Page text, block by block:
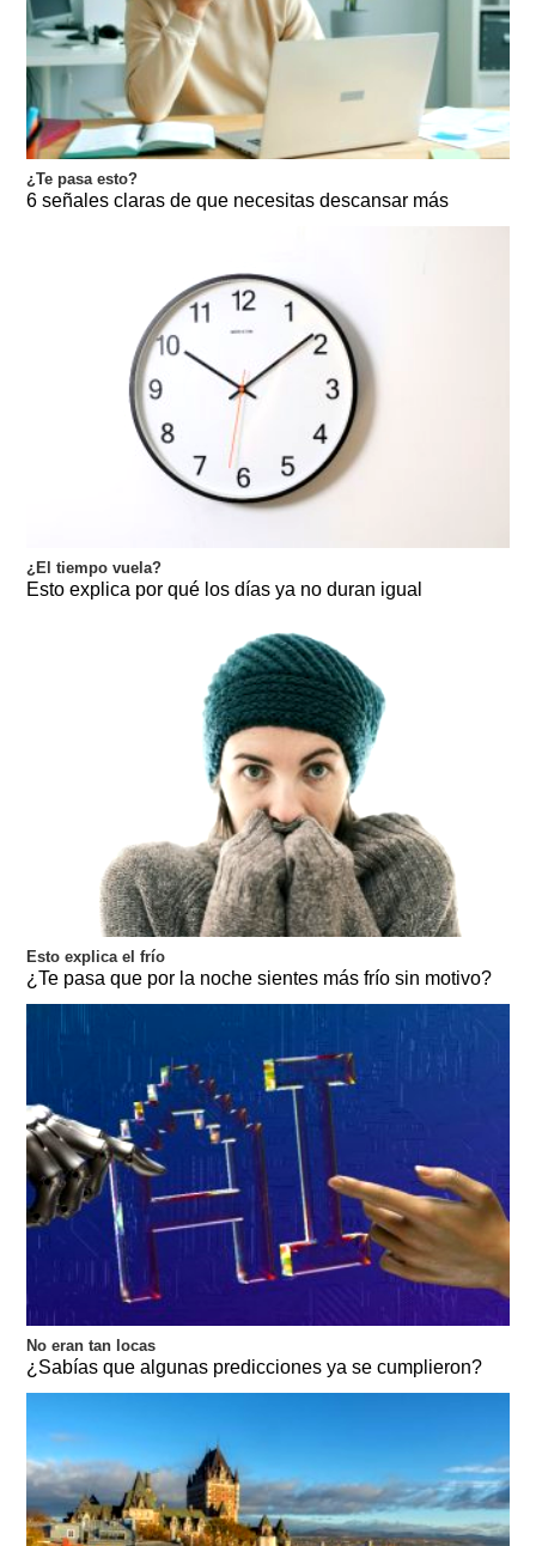
¿Te pasa esto?
6 señales claras de que necesitas descansar más
¿El tiempo vuela?
Esto explica por qué los días ya no duran igual
Esto explica el frío
¿Te pasa que por la noche sientes más frío sin motivo?
No eran tan locas
¿Sabías que algunas predicciones ya se cumplieron?